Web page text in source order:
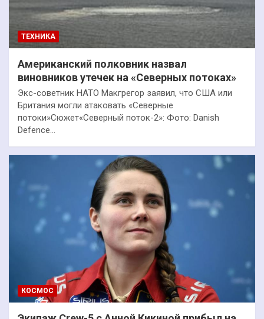
ТЕХНИКА
Американский полковник назвал
виновников утечек на «Северных потоках»
Экс-советник НАТО Макгрегор заявил, что США или
Британия могли атаковать «Северные
потоки»Сюжет«Северный поток-2»: Фото: Danish
Defence…
КОСМОС